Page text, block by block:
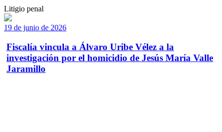
Litigio penal
19 de junio de 2026
Fiscalía vincula a Álvaro Uribe Vélez a la
investigación por el homicidio de Jesús María Valle
Jaramillo